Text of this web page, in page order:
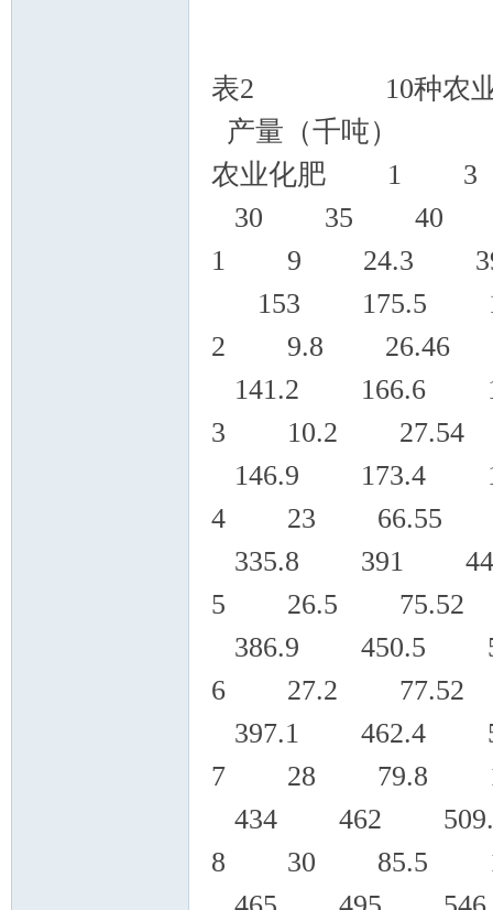
表2 10种农业化
产量（千吨）
农业化肥
30 35 40
1 9 24.3
153 175.5
2 9.8 26.46
141.2 166.6
3 10.2 27.54
146.9 173.4
4 23 66.55
335.8 391
5 26.5 75.52
386.9 450.5
6 27.2 77.52
397.1 462.4
7 28 79.8
434 462
8 30 85.5